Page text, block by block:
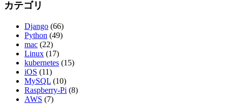
カテゴリ
Django (66)
Python (49)
mac (22)
Linux (17)
kubernetes (15)
iOS (11)
MySQL (10)
Raspberry-Pi (8)
AWS (7)